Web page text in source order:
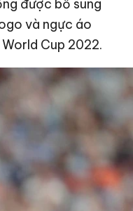
được bổ sung
và ngực áo
Cup 2022.